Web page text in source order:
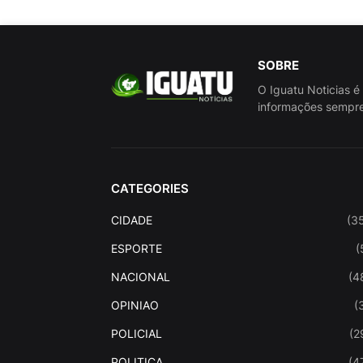
SOBRE
O Iguatu Noticias
informações
CATEGORIES
CIDADE
ESPORTE
NACIONAL
OPINIAO
POLICIAL